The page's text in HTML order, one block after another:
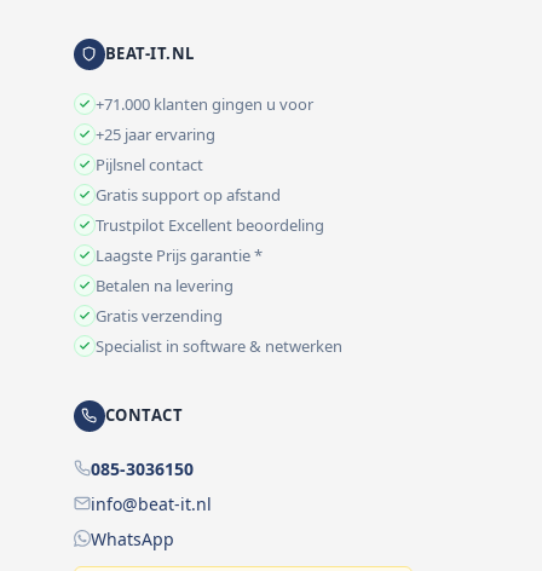
BEAT-IT.NL
+71.000 klanten gingen u voor
+25 jaar ervaring
Pijlsnel contact
Gratis support op afstand
Trustpilot Excellent beoordeling
Laagste Prijs garantie *
Betalen na levering
Gratis verzending
Specialist in software & netwerken
CONTACT
085-3036150
info@beat-it.nl
WhatsApp